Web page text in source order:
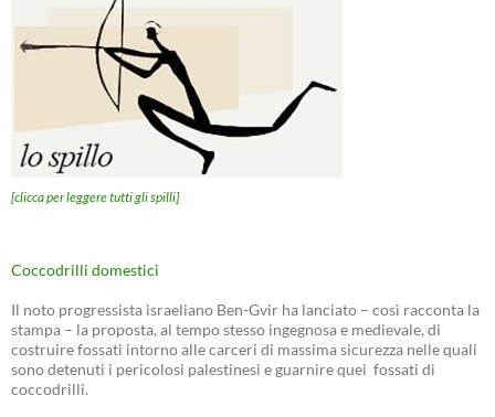
[clicca per leggere tutti gli spilli]
Coccodrilli domestici
Il noto progressista israeliano Ben-Gvir ha lanciato – così racconta la
stampa – la proposta, al tempo stesso ingegnosa e medievale, di
costruire fossati intorno alle carceri di massima sicurezza nelle quali
sono detenuti i pericolosi palestinesi e guarnire quei fossati di
coccodrilli.